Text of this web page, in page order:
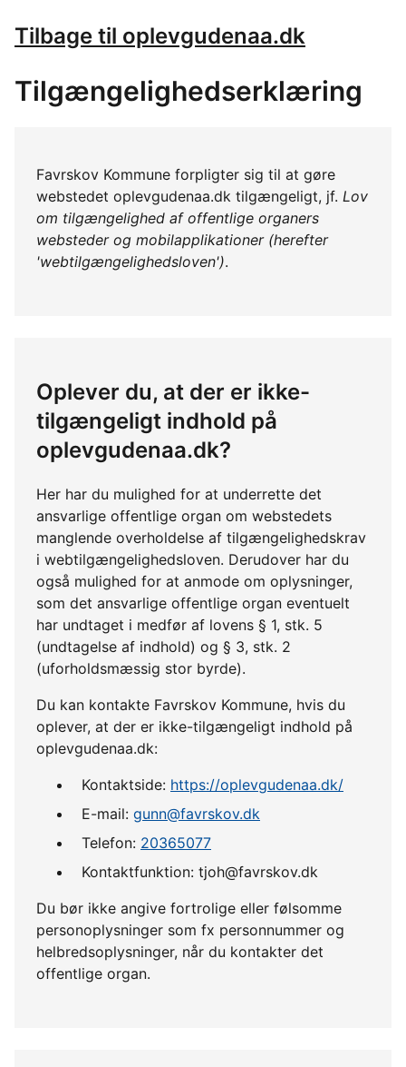
Tilbage til oplevgudenaa.dk
Tilgængelighedserklæring
Favrskov Kommune forpligter sig til at gøre
webstedet oplevgudenaa.dk tilgængeligt, jf. Lov
om tilgængelighed af offentlige organers
websteder og mobilapplikationer (herefter
'webtilgængelighedsloven').
Oplever du, at der er ikke-
tilgængeligt indhold på
oplevgudenaa.dk?
Her har du mulighed for at underrette det
ansvarlige offentlige organ om webstedets
manglende overholdelse af tilgængelighedskrav
i webtilgængelighedsloven. Derudover har du
også mulighed for at anmode om oplysninger,
som det ansvarlige offentlige organ eventuelt
har undtaget i medfør af lovens § 1, stk. 5
(undtagelse af indhold) og § 3, stk. 2
(uforholdsmæssig stor byrde).
Du kan kontakte Favrskov Kommune, hvis du
oplever, at der er ikke-tilgængeligt indhold på
oplevgudenaa.dk:
Kontaktside: https://oplevgudenaa.dk/
E-mail: gunn@favrskov.dk
Telefon: 20365077
Kontaktfunktion: tjoh@favrskov.dk
Du bør ikke angive fortrolige eller følsomme
personoplysninger som fx personnummer og
helbredsoplysninger, når du kontakter det
offentlige organ.